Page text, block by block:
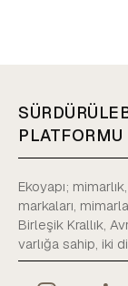
PLATFORMU
Ekoyapı;
markaları,
Birleşik Krallık,
varlığa sahip, iki